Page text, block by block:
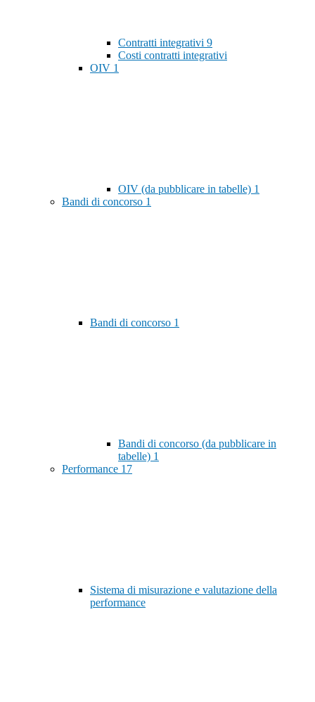
Contratti integrativi 9
Costi contratti integrativi
OIV 1
OIV (da pubblicare in tabelle) 1
Bandi di concorso 1
Bandi di concorso 1
Bandi di concorso (da pubblicare in
tabelle) 1
Performance 17
Sistema di misurazione e valutazione della
performance